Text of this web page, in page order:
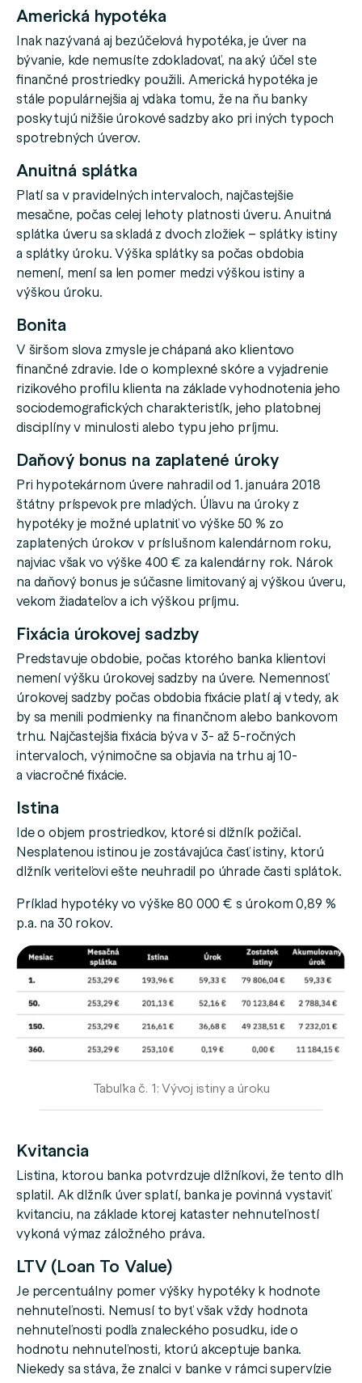
Americká hypotéka
Inak nazývaná aj bezúčelová hypotéka, je úver na
bývanie, kde nemusíte zdokladovať, na aký účel ste
finančné prostriedky použili. Americká hypotéka je
stále populárnejšia aj vďaka tomu, že na ňu banky
poskytujú nižšie úrokové sadzby ako pri iných typoch
spotrebných úverov.
Anuitná splátka
Platí sa v pravidelných intervaloch, najčastejšie
mesačne, počas celej lehoty platnosti úveru. Anuitná
splátka úveru sa skladá z dvoch zložiek – splátky istiny
a splátky úroku. Výška splátky sa počas obdobia
nemení, mení sa len pomer medzi výškou istiny a
výškou úroku.
Bonita
V širšom slova zmysle je chápaná ako klientovo
finančné zdravie. Ide o komplexné skóre a vyjadrenie
rizikového profilu klienta na základe vyhodnotenia jeho
sociodemografických charakteristík, jeho platobnej
disciplíny v minulosti alebo typu jeho príjmu.
Daňový bonus na zaplatené úroky
Pri hypotekárnom úvere nahradil od 1. januára 2018
štátny príspevok pre mladých. Úľavu na úroky z
hypotéky je možné uplatniť vo výške 50 % zo
zaplatených úrokov v príslušnom kalendárnom roku,
najviac však vo výške 400 € za kalendárny rok. Nárok
na daňový bonus je súčasne limitovaný aj výškou úveru,
vekom žiadateľov a ich výškou príjmu.
Fixácia úrokovej sadzby
Predstavuje obdobie, počas ktorého banka klientovi
nemení výšku úrokovej sadzby na úvere. Nemennosť
úrokovej sadzby počas obdobia fixácie platí aj vtedy, ak
by sa menili podmienky na finančnom alebo bankovom
trhu. Najčastejšia fixácia býva v 3- až 5-ročných
intervaloch, výnimočne sa objavia na trhu aj 10-
a viacročné fixácie.
Istina
Ide o objem prostriedkov, ktoré si dlžník požičal.
Nesplatenou istinou je zostávajúca časť istiny, ktorú
dlžník veriteľovi ešte neuhradil po úhrade časti splátok.
Príklad hypotéky vo výške 80 000 € s úrokom 0,89 %
p.a. na 30 rokov.
Tabuľka č. 1: Vývoj istiny a úroku
Kvitancia
Listina, ktorou banka potvrdzuje dlžníkovi, že tento dlh
splatil. Ak dlžník úver splatí, banka je povinná vystaviť
kvitanciu, na základe ktorej kataster nehnuteľností
vykoná výmaz záložného práva.
LTV (Loan To Value)
Je percentuálny pomer výšky hypotéky k hodnote
nehnuteľnosti. Nemusí to byť však vždy hodnota
nehnuteľnosti podľa znaleckého posudku, ide o
hodnotu nehnuteľnosti, ktorú akceptuje banka.
Niekedy sa stáva, že znalci v banke v rámci supervízie